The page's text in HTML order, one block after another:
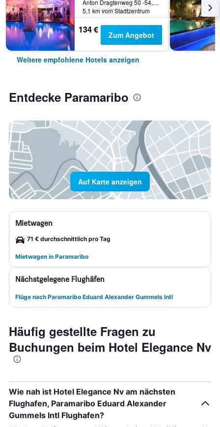
Anton Dragtenweg 50 -54, Paramaribo, Surinam
5,1 km vom Stadtzentrum
134 € Zum Angebot
Weitere empfohlene Hotels anzeigen
Entdecke Paramaribo
Auf Karte anzeigen
Mietwagen
71 € durchschnittlich pro Tag
Mietwagen in Paramaribo
Nächstgelegene Flughäfen
Flüge nach Paramaribo Eduard Alexander Gummels Intl
Häufig gestellte Fragen zu
Buchungen beim Hotel Elegance Nv
Wie nah ist Hotel Elegance Nv am nächsten
Flughafen, Paramaribo Eduard Alexander
Gummels Intl Flughafen?